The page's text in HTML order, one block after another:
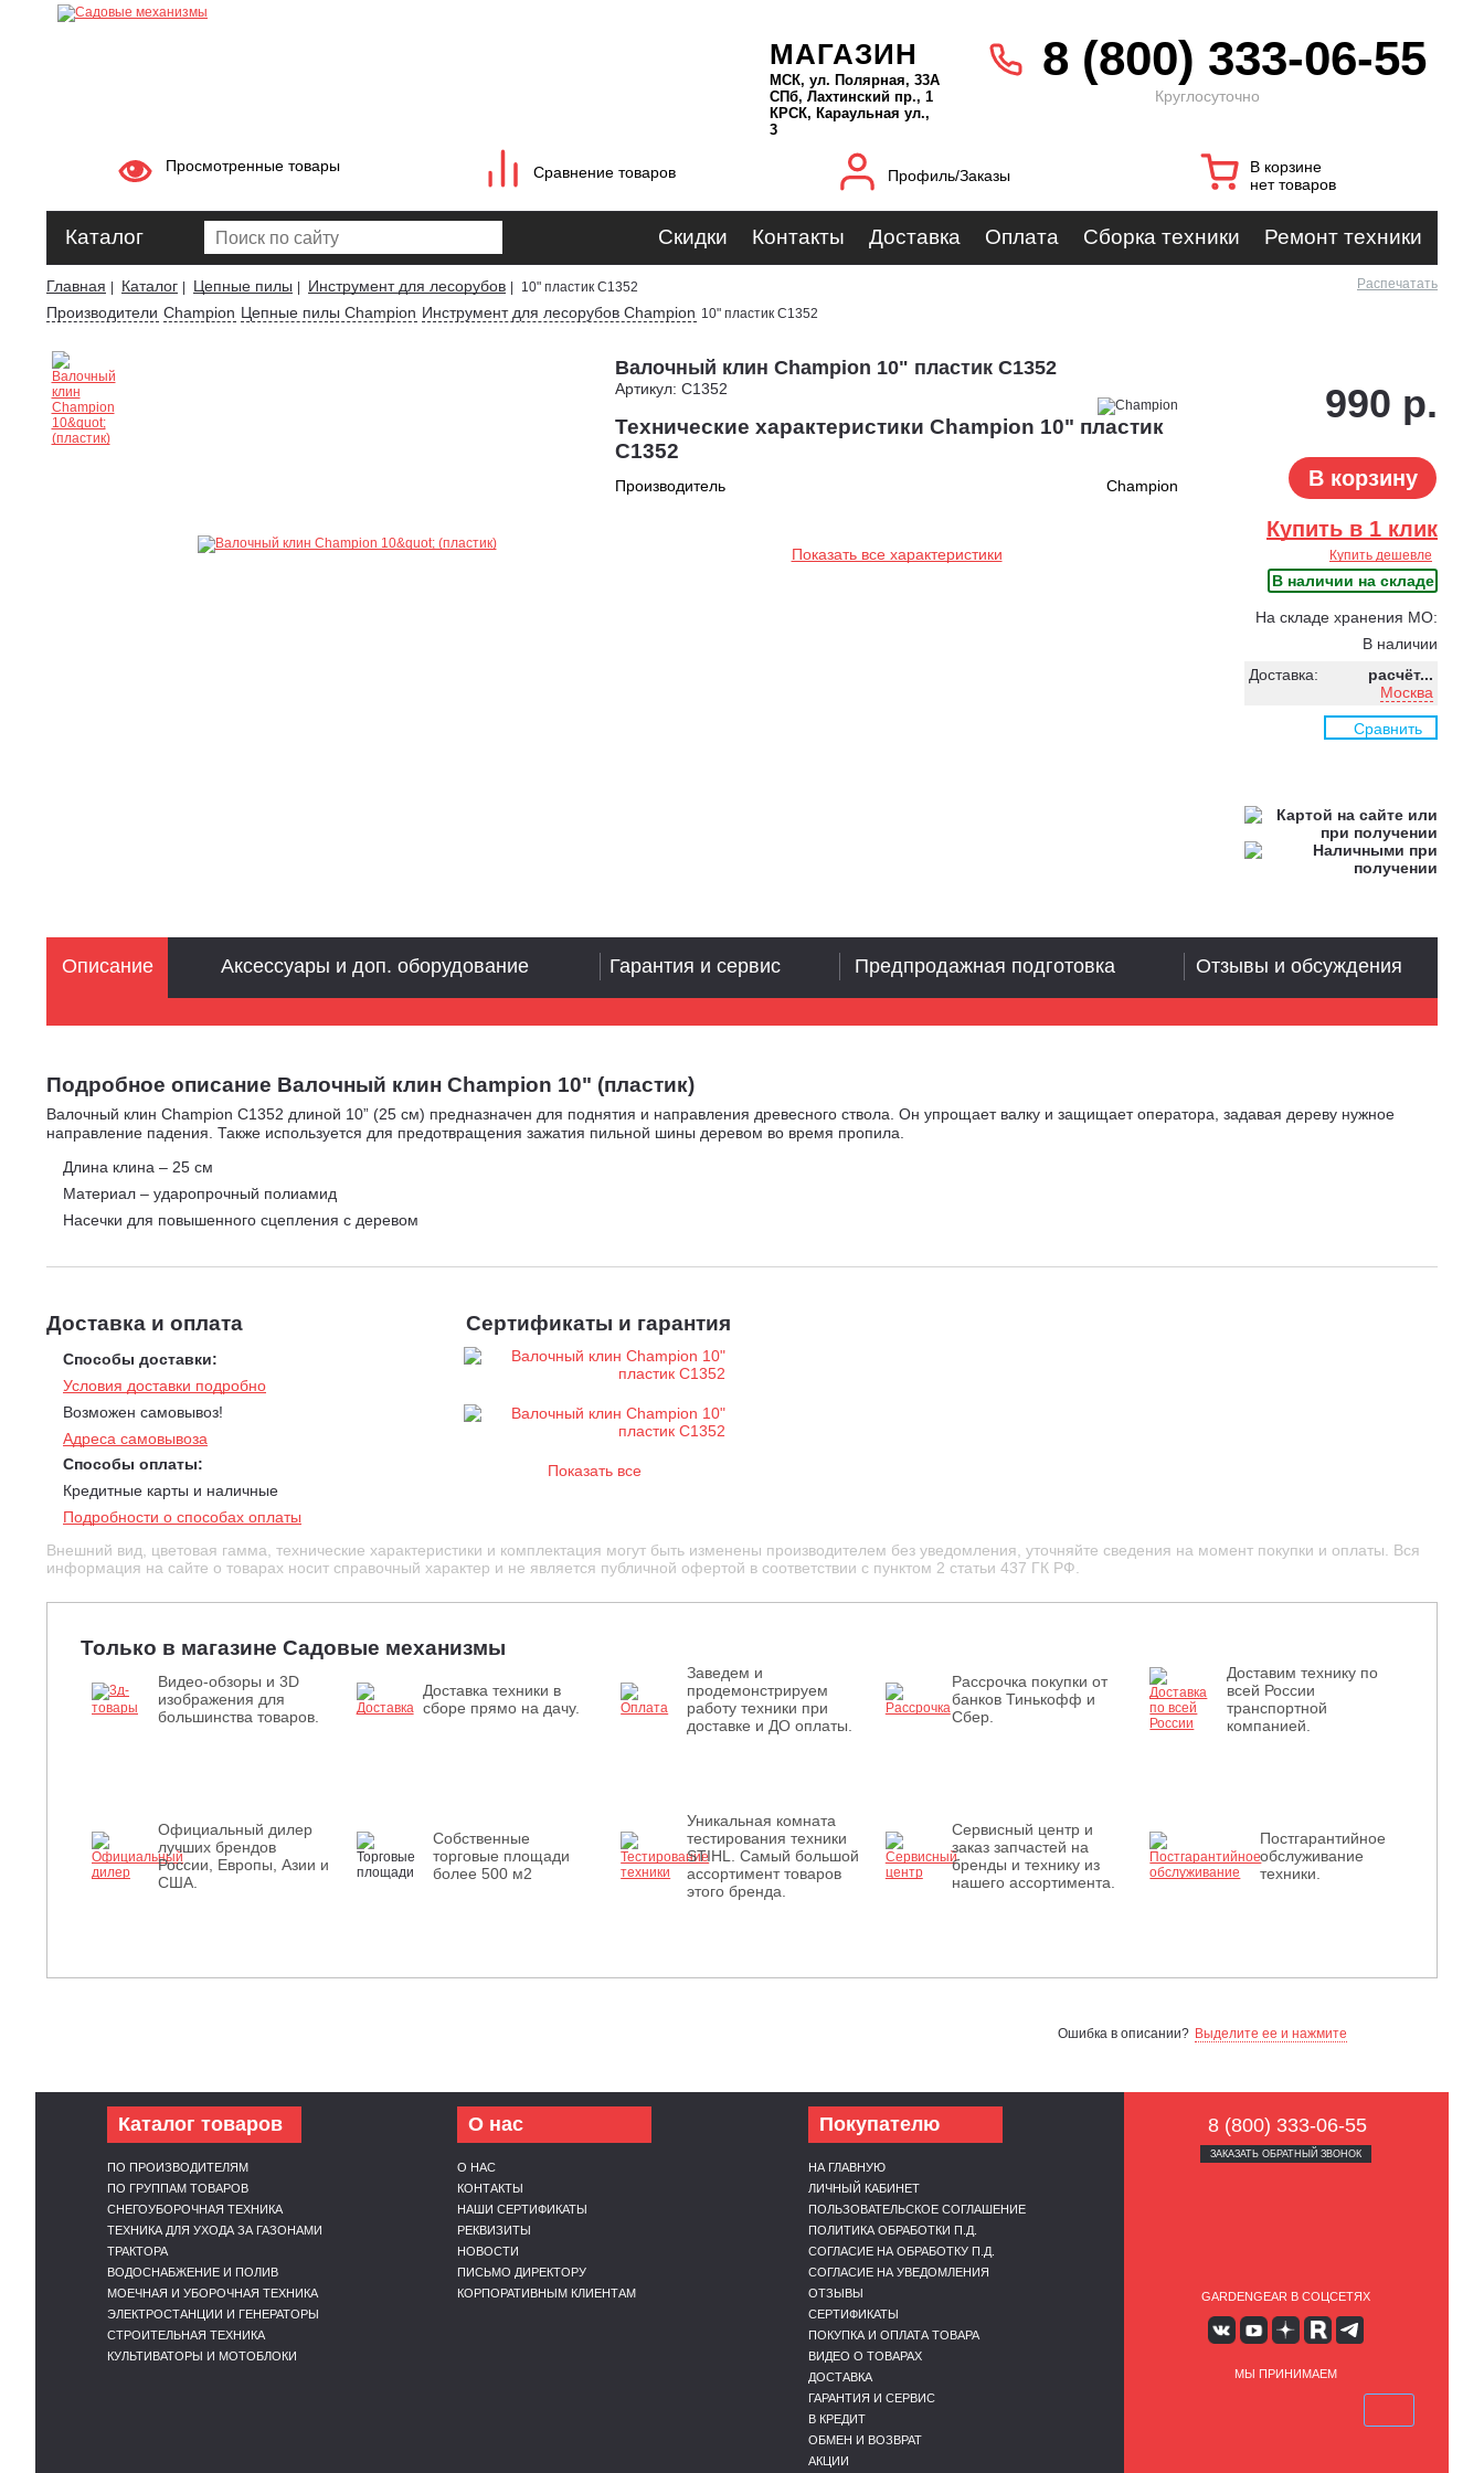
МАГАЗИН
МСК, ул. Полярная, 33А
СПб, Лахтинский пр., 1
КРСК, Караульная ул.,
3
8 (800) 333-06-55
Круглосуточно
Просмотренные товары Сравнение товаров Профиль/Заказы
В корзине
нет товаров
Каталог Скидки Контакты Доставка Оплата Сборка техники Ремонт техники
Главная Каталог Цепные пилы Инструмент для лесорубов 10" пластик C1352 Распечатать
Производители Champion Цепные пилы Champion Инструмент для лесорубов Champion 10" пластик C1352
Валочный клин Champion 10" пластик C1352
Артикул: C1352
Технические характеристики Champion 10" пластик
C1352
Производитель Champion
Показать все характеристики
990 р.
В корзину
Купить в 1 клик
Купить дешевле
В наличии на складе
На складе хранения МО:
В наличии
Доставка:
расчёт...
Москва
Сравнить
Подробное описание Валочный клин Champion 10" (пластик)
Валочный клин Champion C1352 длиной 10” (25 см) предназначен для поднятия и направления древесного ствола. Он упрощает валку и защищает оператора, задавая дереву нужное
направление падения. Также используется для предотвращения зажатия пильной шины деревом во время пропила.
Длина клина – 25 см
Материал – ударопрочный полиамид
Насечки для повышенного сцепления с деревом
Доставка и оплата
Способы доставки:
Условия доставки подробно
Возможен самовывоз!
Адреса самовывоза
Способы оплаты:
Кредитные карты и наличные
Подробности о способах оплаты
Сертификаты и гарантия
Показать все
Описание Аксессуары и доп. оборудование Гарантия и сервис Предпродажная подготовка Отзывы и обсуждения
Внешний вид, цветовая гамма, технические характеристики и комплектация могут быть изменены производителем без уведомления, уточняйте сведения на момент покупки и оплаты. Вся
информация на сайте о товарах носит справочный характер и не является публичной офертой в соответствии с пунктом 2 статьи 437 ГК РФ.
Только в магазине Садовые механизмы
Видео-обзоры и 3D
изображения для
большинства товаров.
Доставка техники в
сборе прямо на дачу.
Заведем и
продемонстрируем
работу техники при
доставке и ДО оплаты.
Рассрочка покупки от
банков Тинькофф и
Сбер.
Доставим технику по
всей России
транспортной
компанией.
Официальный дилер
лучших брендов
России, Европы, Азии и
США.
Собственные
торговые площади
более 500 м2
Уникальная комната
тестирования техники
STIHL. Самый большой
ассортимент товаров
этого бренда.
Сервисный центр и
заказ запчастей на
бренды и технику из
нашего ассортимента.
Постгарантийное
обслуживание
техники.
Ошибка в описании? Выделите ее и нажмите
Каталог товаров
ПО ПРОИЗВОДИТЕЛЯМ
ПО ГРУППАМ ТОВАРОВ
СНЕГОУБОРОЧНАЯ ТЕХНИКА
ТЕХНИКА ДЛЯ УХОДА ЗА ГАЗОНАМИ
ТРАКТОРА
ВОДОСНАБЖЕНИЕ И ПОЛИВ
МОЕЧНАЯ И УБОРОЧНАЯ ТЕХНИКА
ЭЛЕКТРОСТАНЦИИ И ГЕНЕРАТОРЫ
СТРОИТЕЛЬНАЯ ТЕХНИКА
КУЛЬТИВАТОРЫ И МОТОБЛОКИ
О нас
О НАС
КОНТАКТЫ
НАШИ СЕРТИФИКАТЫ
РЕКВИЗИТЫ
НОВОСТИ
ПИСЬМО ДИРЕКТОРУ
КОРПОРАТИВНЫМ КЛИЕНТАМ
Покупателю
НА ГЛАВНУЮ
ЛИЧНЫЙ КАБИНЕТ
ПОЛЬЗОВАТЕЛЬСКОЕ СОГЛАШЕНИЕ
ПОЛИТИКА ОБРАБОТКИ П.Д.
СОГЛАСИЕ НА ОБРАБОТКУ П.Д.
СОГЛАСИЕ НА УВЕДОМЛЕНИЯ
ОТЗЫВЫ
СЕРТИФИКАТЫ
ПОКУПКА И ОПЛАТА ТОВАРА
ВИДЕО О ТОВАРАХ
ДОСТАВКА
ГАРАНТИЯ И СЕРВИС
В КРЕДИТ
ОБМЕН И ВОЗВРАТ
АКЦИИ
8 (800) 333-06-55
ЗАКАЗАТЬ ОБРАТНЫЙ ЗВОНОК
GARDENGEAR В СОЦСЕТЯХ
МЫ ПРИНИМАЕМ